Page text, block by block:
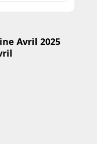
Avril 2025